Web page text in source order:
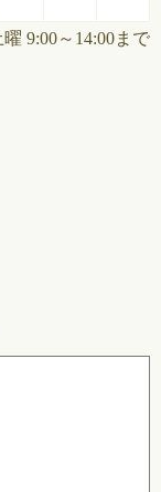
9:00～14:00まで